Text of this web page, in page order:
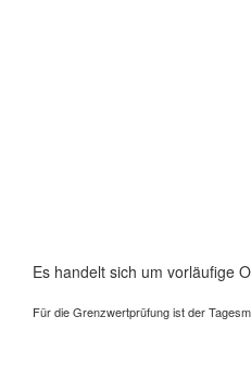
Es handelt sich um vorläufige
Für die Grenzwertprüfung ist der